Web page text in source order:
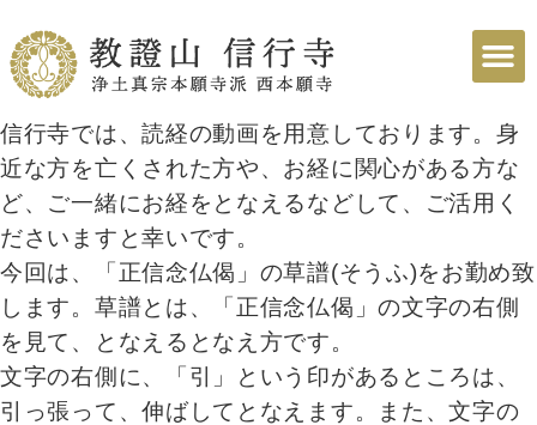
信行寺では、読経の動画を用意しております。身
近な方を亡くされた方や、お経に関心がある方な
ど、ご一緒にお経をとなえるなどして、ご活用く
ださいますと幸いです。
今回は、「正信念仏偈」の草譜(そうふ)をお勤め致
します。草譜とは、「正信念仏偈」の文字の右側
を見て、となえるとなえ方です。
文字の右側に、「引」という印があるところは、
引っ張って、伸ばしてとなえます。また、文字の